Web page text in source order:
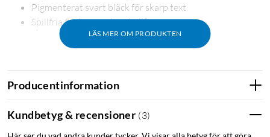
LÄS MER OM PRODUKTEN
Pigmenterat svart bläck för skarp text
Spillfria flaskor med nyckellås
102-serien kombinerar pigmenterat svart bläck med
Producentinformation
Kundbetyg & recensioner (3)